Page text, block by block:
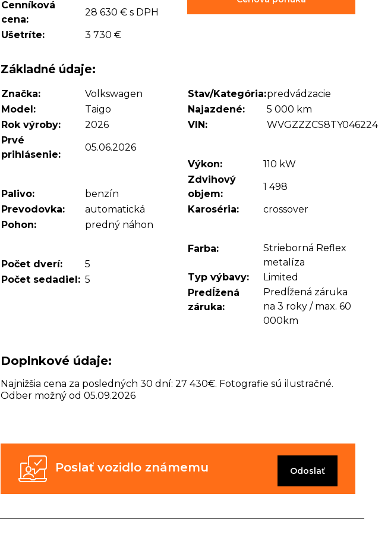
Cenníková
cena:
28 630 € s DPH
Ušetríte:
3 730 €
Základné údaje:
Značka:
Volkswagen
Model:
Taigo
Rok výroby:
2026
Prvé
prihlásenie:
05.06.2026
Palivo:
benzín
Prevodovka:
automatická
Pohon:
predný náhon
Počet dverí:
5
Počet sedadiel: 5
Stav/Kategória:predvádzacie
Najazdené:
5 000 km
VIN:
WVGZZZCS8TY046224
Výkon:
110 kW
Zdvihový
objem:
1 498
Karoséria:
crossover
Farba:
Strieborná Reflex
metalíza
Typ výbavy:
Limited
Predĺžená
záruka:
Predĺžená záruka
na 3 roky / max. 60
000km
Doplnkové údaje:
Najnižšia cena za posledných 30 dní: 27 430€. Fotografie sú ilustračné.
Odber možný od 05.09.2026
Poslať vozidlo známemu Odoslať